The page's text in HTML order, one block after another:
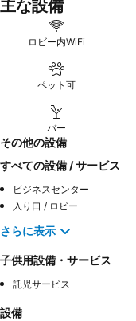
主な設備
ロビー内WiFi
ペット可
バー
その他の設備
すべての設備 / サービス
ビジネスセンター
入り口 / ロビー
さらに表示
子供用設備・サービス
託児サービス
設備